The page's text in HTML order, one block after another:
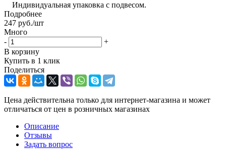
Индивидуальная упаковка с подвесом.
Подробнее
247 руб./шт
Много
-
+
В корзину
Купить в 1 клик
Поделиться
Цена действительна только для интернет-магазина и может
отличаться от цен в розничных магазинах
Описание
Отзывы
Задать вопрос